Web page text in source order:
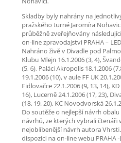
Skladby byly nahrány na
pražského turné Jaromíra
průběžně zveřejňovány
on-line zpravodajství PRAHA –
Nahráno živě v Divadle pod
Klubu Mlejn 16.1.2006 (3, 4),
(5, 6), Paláci Akropolis 18.1.2006
19.1.2006 (10), v aule FF UK
Fidlovačce 22.1.2006 (9, 13, 14),
16), Lucerně 24.1.2006 (17, 23),
(18, 19, 20), KC Novodvorská
Do soutěže o nejlepší návrh obalu
návrhů, ze kterých vybrali čtenáři
nejoblíbenější návrh autora
dispozici na on-line webu PRAHA -